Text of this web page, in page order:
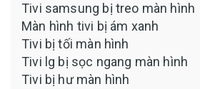
Tivi samsung bị treo màn hình
Màn hình tivi bị ám xanh
Tivi bị tối màn hình
Tivi lg bị sọc ngang màn hình
Tivi bị hư màn hình